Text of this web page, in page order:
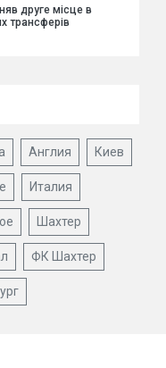
друге місце в
трансферів
Англия Киев
Италия
Шахтер
ФК Шахтер